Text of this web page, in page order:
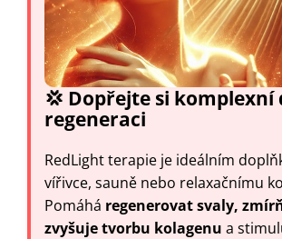
💢 Dopřejte si komplexní
regeneraci
RedLight terapie je ideálním
vířivce, sauně nebo relaxačnímu
Pomáhá regenerovat svaly,
zvyšuje tvorbu kolagenu a